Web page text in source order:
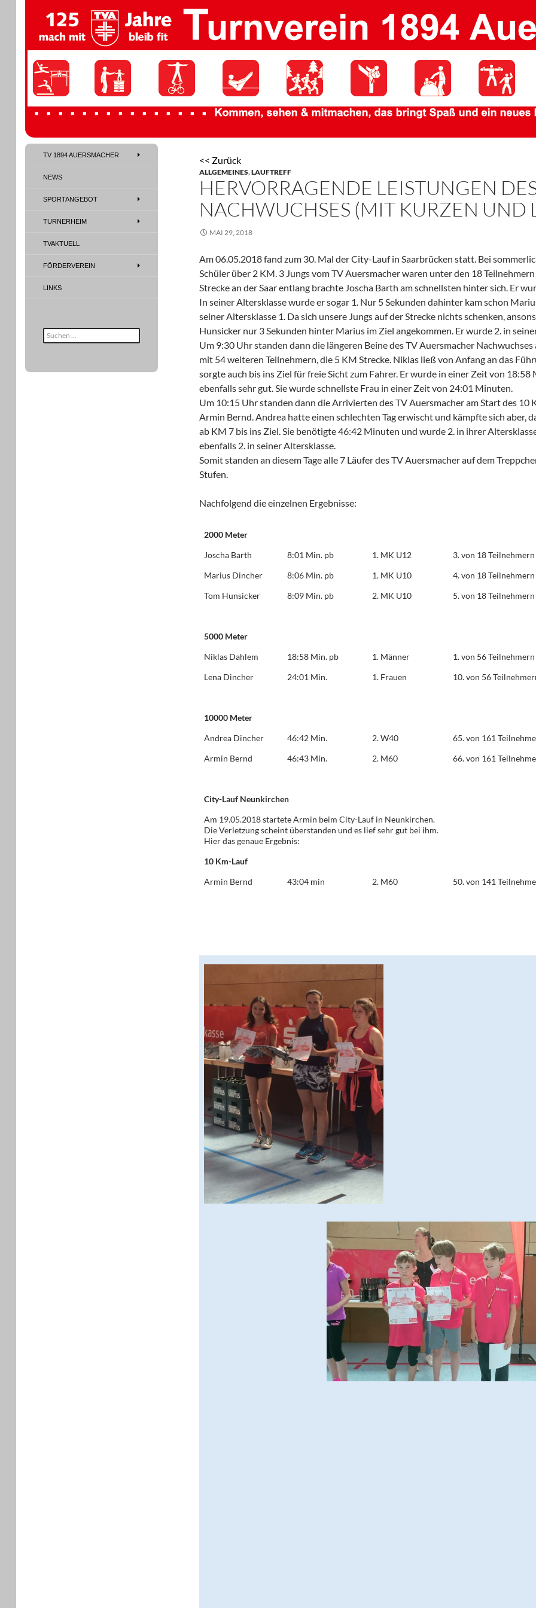
TV 1894 Auersmacher
<< Zurück
ALLGEMEINES,LAUFTREFF
HERVORRAGENDE LEISTUNGEN
NACHWUCHSES (MIT KURZEN UND
MAI 29, 2018
Am 06.05.2018 fand zum 30. Mal der City-Lauf in Saarbrücken statt. Bei
Schüler über 2 KM. 3 Jungs vom TV Auersmacher waren unter den 18
Strecke an der Saar entlang brachte Joscha Barth am schnellsten hinter sich. Er
In seiner Altersklasse wurde er sogar 1. Nur 5 Sekunden dahinter kam schon
seiner Altersklasse 1. Da sich unsere Jungs auf der Strecke nichts schenken,
Hunsicker nur 3 Sekunden hinter Marius im Ziel angekommen. Er wurde 2. in
Um 9:30 Uhr standen dann die längeren Beine des TV Auersmacher
mit 54 weiteren Teilnehmern, die 5 KM Strecke. Niklas ließ von Anfang an das
sorgte auch bis ins Ziel für freie Sicht zum Fahrer. Er wurde in einer Zeit von
ebenfalls sehr gut. Sie wurde schnellste Frau in einer Zeit von 24:01 Minuten.
Um 10:15 Uhr standen dann die Arrivierten des TV Auersmacher am Start des
Armin Bernd. Andrea hatte einen schlechten Tag erwischt und kämpfte sich aber,
ab KM 7 bis ins Ziel. Sie benötigte 46:42 Minuten und wurde 2. in ihrer
ebenfalls 2. in seiner Altersklasse.
Somit standen an diesem Tage alle 7 Läufer des TV Auersmacher auf dem
Stufen.
Nachfolgend die einzelnen Ergebnisse:
2000 Meter
Joscha Barth
8:01 Min. pb 1. MK U12
3. von 18
Marius Dincher
8:06 Min. pb 1. MK U10
4. von 18 Teilnehmern
Tom Hunsicker
8:09 Min. pb 2. MK U10 5. von 18 Teilnehmern
5000 Meter
Niklas Dahlem
18:58 Min. pb 1. Männer
1. von 56
Lena Dincher
24:01 Min. 1. Frauen 10. von 56
10000 Meter
Andrea Dincher
46:42 Min. 2. W40
65. von 161
Armin Bernd
46:43 Min. 2. M60 66. von 161
City-Lauf Neunkirchen
Am 19.05.2018 startete Armin beim City-Lauf in Neunkirchen.
Die Verletzung scheint überstanden und es lief sehr gut bei ihm.
Hier das genaue Ergebnis:
10 Km-Lauf
Armin Bernd
43:04 min 2. M60 50. von 141
TV 1894 Auersmacher
TV 1894 AUERSMACHER
NEWS
SPORTANGEBOT
TURNERHEIM
TVAKTUELL
FÖRDERVEREIN
LINKS
Suche
nach: